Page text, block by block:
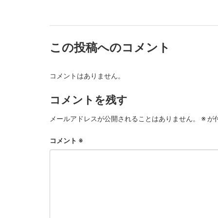
この投稿へのコメント
コメントはありません。
コメントを残す
メールアドレスが公開されることはありません。 ※が
コメント ※